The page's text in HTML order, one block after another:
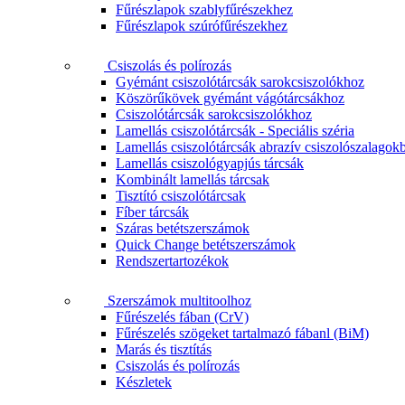
Fűrészlapok szablyfűrészekhez
Fűrészlapok szúrófűrészekhez
Csiszolás és polírozás
Gyémánt csiszolótárcsák sarokcsiszolókhoz
Köszörűkövek gyémánt vágótárcsákhoz
Csiszolótárcsák sarokcsiszolókhoz
Lamellás csiszolótárcsák - Speciális széria
Lamellás csiszolótárcsák abrazív
Lamellás csiszológyapjús tárcsák
Kombinált lamellás tárcsak
Tisztító csiszolótárcsak
Fíber tárcsák
Száras betétszerszámok
Quick Change betétszerszámok
Rendszertartozékok
Szerszámok multitoolhoz
Fűrészelés fában (CrV)
Fűrészelés szögeket tartalmazó fábanl (BiM)
Marás és tisztítás
Csiszolás és polírozás
Készletek